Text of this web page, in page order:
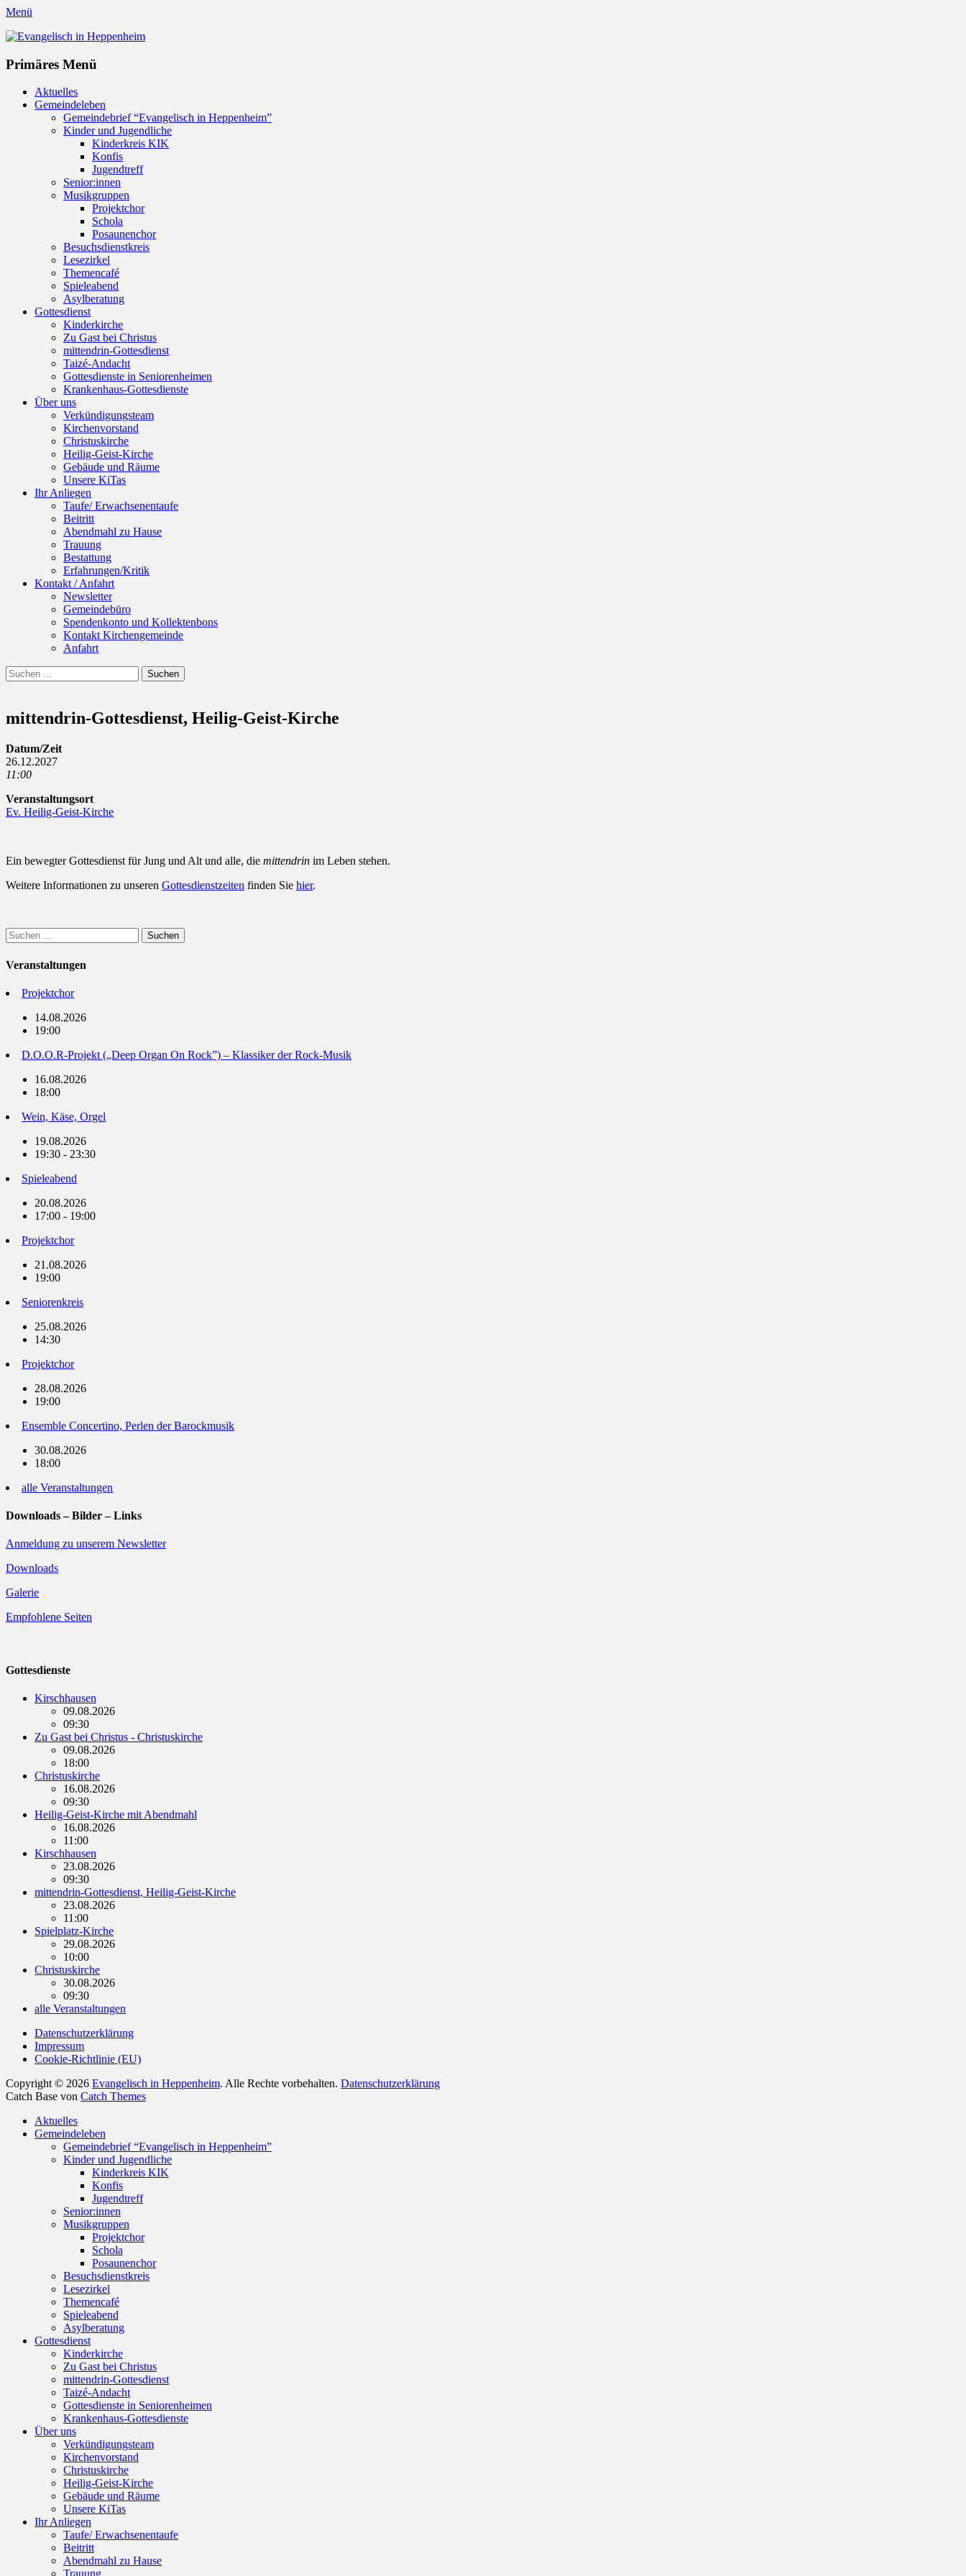
Menü
Evangelisch in Heppenheim
Primäres Menü
Zum
Inhalt
Aktuelles
Gemeindeleben
Gemeindebrief “Evangelisch in Heppenheim”
Kinder und Jugendliche
Kinderkreis KIK
Konfis
Jugendtreff
Senior:innen
Musikgruppen
Projektchor
Schola
Posaunenchor
Besuchsdienstkreis
Lesezirkel
Themencafé
Spieleabend
Asylberatung
Gottesdienst
Kinderkirche
Zu Gast bei Christus
mittendrin-Gottesdienst
Taizé-Andacht
Gottesdienste in Seniorenheimen
Krankenhaus-Gottesdienste
Über uns
Verkündigungsteam
Kirchenvorstand
Christuskirche
Heilig-Geist-Kirche
Gebäude und Räume
Unsere KiTas
Ihr Anliegen
Taufe/ Erwachsenentaufe
Beitritt
Abendmahl zu Hause
Trauung
Bestattung
Erfahrungen/Kritik
Kontakt / Anfahrt
Newsletter
Gemeindebüro
Spendenkonto und Kollektenbons
Kontakt Kirchengemeinde
Anfahrt
Suchen
Suchen
nach:
mittendrin-Gottesdienst, Heilig-Geist-Kirche
Datum/Zeit
26.12.2027
11:00
Veranstaltungsort
Ev. Heilig-Geist-Kirche
Ein bewegter Gottesdienst für Jung und Alt und alle, die mittendrin im Leben stehen.
Weitere Informationen zu unseren Gottesdienstzeiten finden Sie hier.
Suchen
nach:
Veranstaltungen
Projektchor
14.08.2026
19:00
D.O.O.R-Projekt („Deep Organ On Rock”) – Klassiker der Rock-Musik
16.08.2026
18:00
Wein, Käse, Orgel
19.08.2026
19:30 - 23:30
Spieleabend
20.08.2026
17:00 - 19:00
Projektchor
21.08.2026
19:00
Seniorenkreis
25.08.2026
14:30
Projektchor
28.08.2026
19:00
Ensemble Concertino, Perlen der Barockmusik
30.08.2026
18:00
alle Veranstaltungen
Downloads – Bilder – Links
Anmeldung zu unserem Newsletter
Downloads
Galerie
Empfohlene Seiten
Gottesdienste
Kirschhausen
09.08.2026
09:30
Zu Gast bei Christus - Christuskirche
09.08.2026
18:00
Christuskirche
16.08.2026
09:30
Heilig-Geist-Kirche mit Abendmahl
16.08.2026
11:00
Kirschhausen
23.08.2026
09:30
mittendrin-Gottesdienst, Heilig-Geist-Kirche
23.08.2026
11:00
Spielplatz-Kirche
29.08.2026
10:00
Christuskirche
30.08.2026
09:30
alle Veranstaltungen
Datenschutzerklärung
Impressum
Cookie-Richtlinie (EU)
Copyright © 2026 Evangelisch in Heppenheim. Alle Rechte vorbehalten. Datenschutzerklärung
Catch Base von Catch Themes
oben
scrollen
Aktuelles
Gemeindeleben
Gemeindebrief “Evangelisch in Heppenheim”
Kinder und Jugendliche
Kinderkreis KIK
Konfis
Jugendtreff
Senior:innen
Musikgruppen
Projektchor
Schola
Posaunenchor
Besuchsdienstkreis
Lesezirkel
Themencafé
Spieleabend
Asylberatung
Gottesdienst
Kinderkirche
Zu Gast bei Christus
mittendrin-Gottesdienst
Taizé-Andacht
Gottesdienste in Seniorenheimen
Krankenhaus-Gottesdienste
Über uns
Verkündigungsteam
Kirchenvorstand
Christuskirche
Heilig-Geist-Kirche
Gebäude und Räume
Unsere KiTas
Ihr Anliegen
Taufe/ Erwachsenentaufe
Beitritt
Abendmahl zu Hause
Trauung